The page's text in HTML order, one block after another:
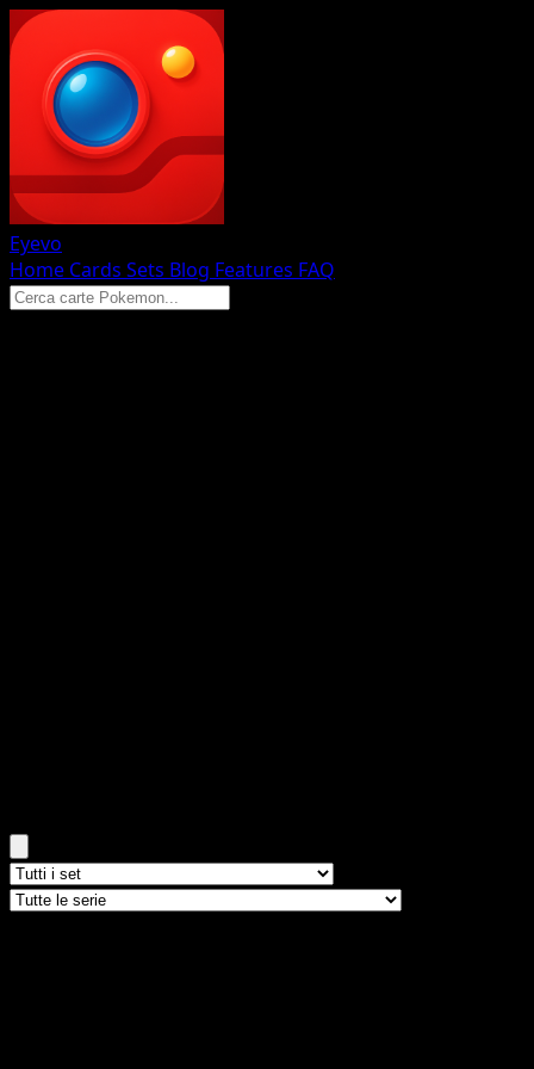
Eyevo
Home Cards Sets Blog Features FAQ